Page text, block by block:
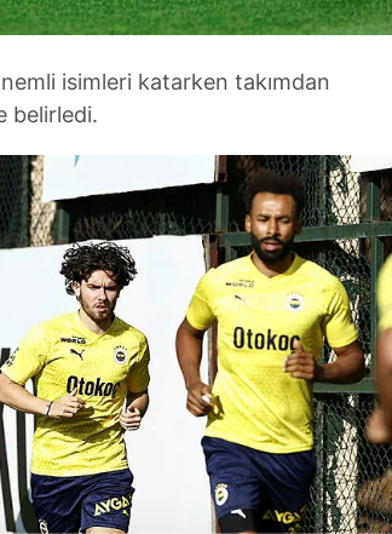
isimleri katarken takımdan
belirledi.